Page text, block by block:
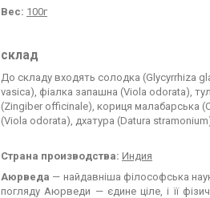
Вес: 100г
склад
До складу входять солодка (Glycyrrhiza
vasica), фіалка запашна (Viola odorata),
(Zingiber officinale), кориця малабарська
(Viola odorata), дхатура (Datura
Страна производства: Индия
Аюрведа — найдавніша філософська
погляду Аюрведи — єдине ціле, і її